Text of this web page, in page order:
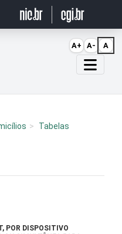
Tabelas
POR DISPOSITIVO
A+ A- A